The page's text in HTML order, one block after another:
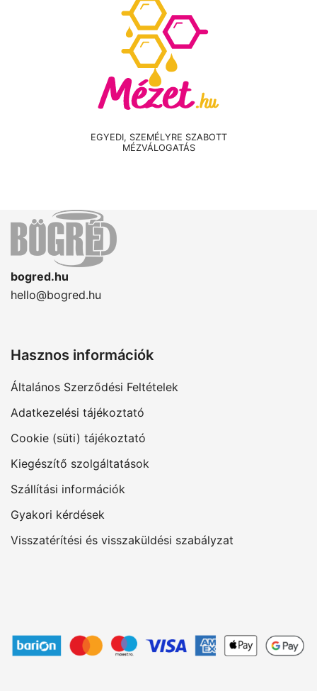
EGYEDI, SZEMÉLYRE SZABOTT
MÉZVÁLOGATÁS
bogred.hu
hello@bogred.hu
Hasznos információk
Általános Szerződési Feltételek
Adatkezelési tájékoztató
Cookie (süti) tájékoztató
Kiegészítő szolgáltatások
Szállítási információk
Gyakori kérdések
Visszatérítési és visszaküldési szabályzat